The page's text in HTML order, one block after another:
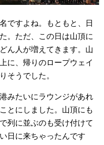
ですよね。もともと、日
。ただ、この日は山頂に
ん人が増えてきます。山
に、帰りのロープウェイ
そうでした。
みたいにラウンジがあれ
とにしました。山頂にも
列に並ぶのも受け付けて
日に来ちゃったんです